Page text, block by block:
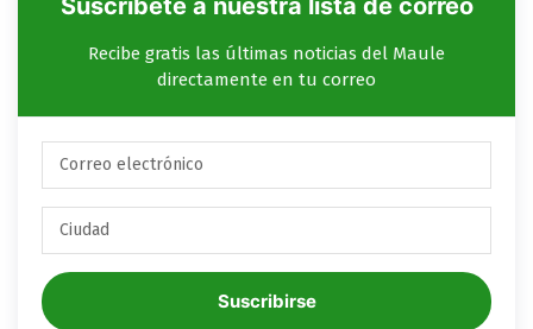
Recibe gratis las últimas noticias del Maule
directamente en tu correo
Suscribirse